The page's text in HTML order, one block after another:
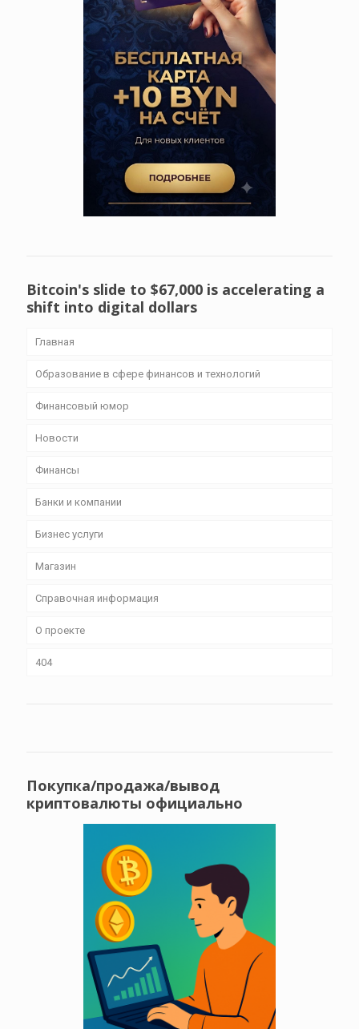
Bitcoin's slide to $67,000 is accelerating a
shift into digital dollars
Главная
Образование в сфере финансов и технологий
Финансовый юмор
Новости
Финансы
Банки и компании
Бизнес уcлуги
Магазин
Справочная информация
О проекте
404
Покупка/продажа/вывод
криптовалюты официально